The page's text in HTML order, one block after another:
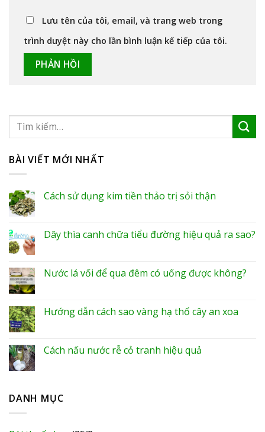
Lưu tên của tôi, email, và trang web trong
trình duyệt này cho lần bình luận kế tiếp của tôi.
BÀI VIẾT MỚI NHẤT
Cách sử dụng kim tiền thảo trị sỏi thận
Dây thìa canh chữa tiểu đường hiệu quả ra sao?
Nước lá vối để qua đêm có uống được không?
Hướng dẫn cách sao vàng hạ thổ cây an xoa
Cách nấu nước rễ cỏ tranh hiệu quả
DANH MỤC